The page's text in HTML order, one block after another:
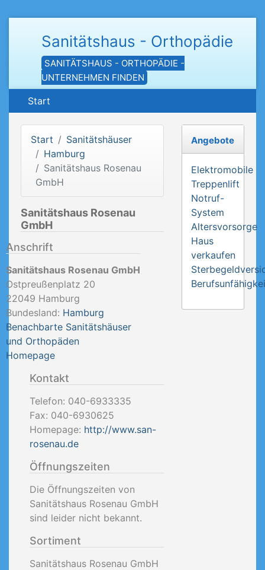
Sanitätshaus - Orthopädie
SANITÄTSHAUS - ORTHOPÄDIE -
UNTERNEHMEN FINDEN
Start
Start
Sanitätshäuser
Hamburg
Sanitätshaus Rosenau
GmbH
Sanitätshaus Rosenau
GmbH
Anschrift
Sanitätshaus Rosenau GmbH
Ostpreußenplatz 20
22049 Hamburg
Bundesland: Hamburg
Benachbarte Sanitätshäuser
und Orthopäden
Homepage
Kontakt
Telefon: 040-6933335
Fax: 040-6930625
Homepage: http://www.san-
rosenau.de
Öffnungszeiten
Die Öffnungszeiten von
Sanitätshaus Rosenau GmbH
sind leider nicht bekannt.
Sortiment
Sanitätshaus Rosenau GmbH
Angebote
Elektromobile
Treppenlift
Notruf-
System
Altersvorsorge
Haus
verkaufen